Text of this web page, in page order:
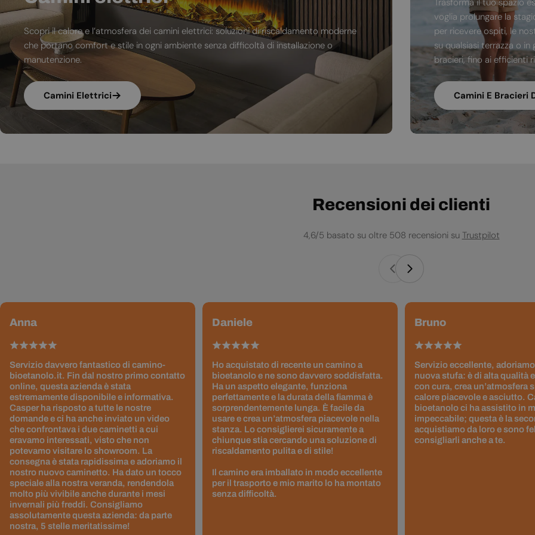
Scopri il calore e l’atmosfera dei camini elettrici: soluzioni di riscaldamento moderne
che portano comfort e stile in ogni ambiente senza difficoltà di installazione o
manutenzione.
Camini Elettrici
Trasforma il tuo spazio
voglia prolungare la
per ricevere ospiti, le
su qualsiasi terrazza o
bracieri, fino ai efficienti
Camini E Bracieri
Recensioni dei clienti
4,6/5 basato su oltre 508 recensioni su Trustpilot
Anna
Servizio davvero fantastico di camino-
bioetanolo.it. Fin dal nostro primo contatto
online, questa azienda è stata
estremamente disponibile e informativa.
Casper ha risposto a tutte le nostre
domande e ci ha anche inviato un video
che confrontava i due caminetti a cui
eravamo interessati, visto che non
potevamo visitare lo showroom. La
consegna è stata rapidissima e adoriamo il
nostro nuovo caminetto. Ha dato un tocco
speciale alla nostra veranda, rendendola
molto più vivibile anche durante i mesi
invernali più freddi. Consigliamo
assolutamente questa azienda: da parte
nostra, 5 stelle meritatissime!
Daniele
Ho acquistato di recente un camino a
bioetanolo e ne sono davvero soddisfatta.
Ha un aspetto elegante, funziona
perfettamente e la durata della fiamma è
sorprendentemente lunga. È facile da
usare e crea un’atmosfera piacevole nella
stanza. Lo consiglierei sicuramente a
chiunque stia cercando una soluzione di
riscaldamento pulita e di stile!
Il camino era imballato in modo eccellente
per il trasporto e mio marito lo ha montato
senza difficoltà.
Bruno
Servizio eccellente,
nuova stufa: è di alta qualità
con cura, crea un’atmosfera
calore piacevole e asciutto.
bioetanolo ci ha assistito in
impeccabile; questa è la
acquistiamo da loro e sono
consigliarli anche a te.